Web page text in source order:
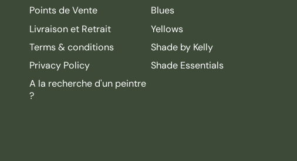
Points de Vente
Livraison et Retrait
Terms & conditions
Privacy Policy
A la recherche d'un peintre
?
Blues
Yellows
Shade by Kelly
Shade Essentials